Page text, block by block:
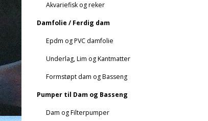
Akvariefisk og reker
Damfolie / Ferdig dam
Epdm og PVC damfolie
Underlag, Lim og Kantmatter
Formstøpt dam og Basseng
Pumper til Dam og Basseng
Dam og Filterpumper